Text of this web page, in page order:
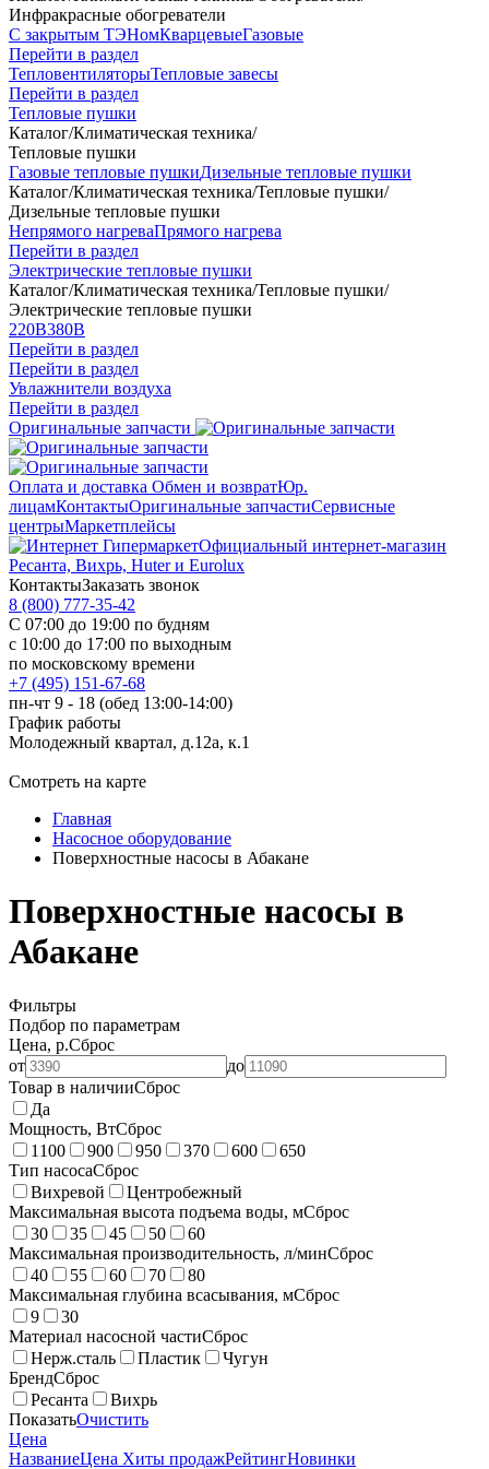
Инфракрасные обогреватели
С закрытым ТЭНомКварцевыеГазовые
Перейти в раздел
ТепловентиляторыТепловые завесы
Перейти в раздел
Тепловые пушки
Каталог/Климатическая техника/
Тепловые пушки
Газовые тепловые пушкиДизельные тепловые пушки
Каталог/Климатическая техника/Тепловые пушки/
Дизельные тепловые пушки
Непрямого нагреваПрямого нагрева
Перейти в раздел
Электрические тепловые пушки
Каталог/Климатическая техника/Тепловые пушки/
Электрические тепловые пушки
220В380В
Перейти в раздел
Перейти в раздел
Увлажнители воздуха
Перейти в раздел
Оригинальные запчасти
Оплата и доставка Обмен и возвратЮр.
лицамКонтактыОригинальные запчастиСервисные
центрыМаркетплейсы
Официальный интернет-магазин
Ресанта, Вихрь, Huter и Eurolux
КонтактыЗаказать звонок
8 (800) 777-35-42
С 07:00 до 19:00 по будням
с 10:00 до 17:00 по выходным
по московскому времени
+7 (495) 151-67-68
пн-чт 9 - 18 (обед 13:00-14:00)
График работы
Молодежный квартал, д.12а, к.1
Смотреть на карте
Главная
Насосное оборудование
Поверхностные насосы в Абакане
Поверхностные насосы в
Абакане
Фильтры
Подбор по параметрам
Цена, р.Сброс
от
до
Товар в наличииСброс
Да
Мощность, ВтСброс
1100
900 950 370 600
650
Тип насосаСброс
Вихревой
Центробежный
Максимальная высота подъема воды, мСброс
30
35 45 50
60
Максимальная производительность, л/минСброс
40
55 60 70
80
Максимальная глубина всасывания, мСброс
9
30
Материал насосной частиСброс
Нерж.сталь
Пластик
Чугун
БрендСброс
Ресанта
Вихрь
ПоказатьОчистить
Цена
НазваниеЦена Хиты продажРейтингНовинки